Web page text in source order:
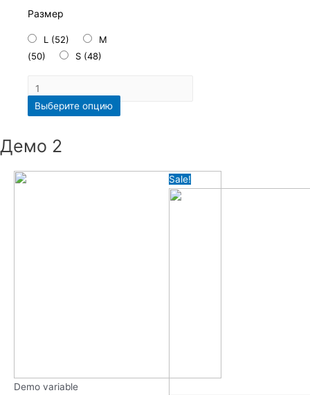
Размер
L (52)
M
(50)
S (48)
Выберите опцию
Демо 2
Demo variable
Sale!